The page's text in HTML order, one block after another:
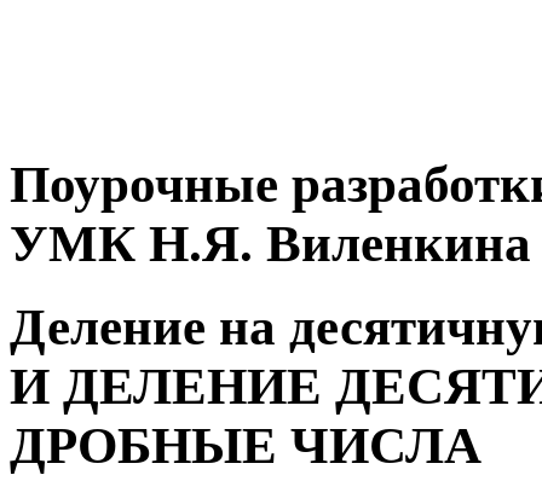
Поурочные
УМК Н.Я. Виленкина
Деление на
И ДЕЛЕНИЕ
ДРОБНЫЕ ЧИСЛА